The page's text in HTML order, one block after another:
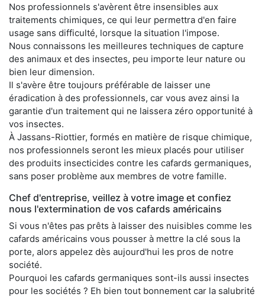
Nos professionnels s'avèrent être insensibles aux
traitements chimiques, ce qui leur permettra d'en faire
usage sans difficulté, lorsque la situation l'impose.
Nous connaissons les meilleures techniques de capture
des animaux et des insectes, peu importe leur nature ou
bien leur dimension.
Il s'avère être toujours préférable de laisser une
éradication à des professionnels, car vous avez ainsi la
garantie d'un traitement qui ne laissera zéro opportunité à
vos insectes.
À Jassans-Riottier, formés en matière de risque chimique,
nos professionnels seront les mieux placés pour utiliser
des produits insecticides contre les cafards germaniques,
sans poser problème aux membres de votre famille.
Chef d'entreprise, veillez à votre image et confiez
nous l'extermination de vos cafards américains
Si vous n'êtes pas prêts à laisser des nuisibles comme les
cafards américains vous pousser à mettre la clé sous la
porte, alors appelez dès aujourd'hui les pros de notre
société.
Pourquoi les cafards germaniques sont-ils aussi insectes
pour les sociétés ? Eh bien tout bonnement car la salubrité